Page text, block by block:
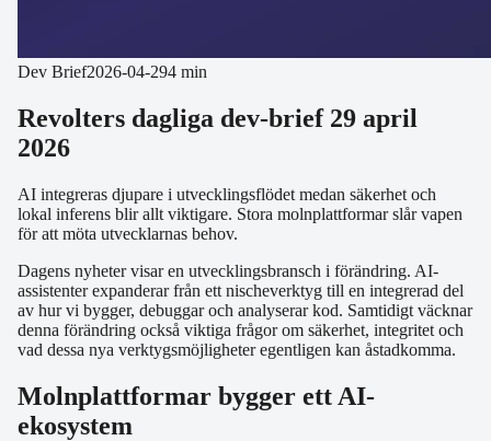
Dev Brief2026-04-294 min
Revolters dagliga dev-brief 29 april
2026
AI integreras djupare i utvecklingsflödet medan säkerhet och
lokal inferens blir allt viktigare. Stora molnplattformar slår vapen
för att möta utvecklarnas behov.
Dagens nyheter visar en utvecklingsbransch i förändring. AI-
assistenter expanderar från ett nischeverktyg till en integrerad del
av hur vi bygger, debuggar och analyserar kod. Samtidigt väcknar
denna förändring också viktiga frågor om säkerhet, integritet och
vad dessa nya verktygsmöjligheter egentligen kan åstadkomma.
Molnplattformar bygger ett AI-
ekosystem